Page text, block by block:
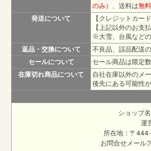
のみ） 、送料は無料
発送について
【クレジットカー
【上記以外のお支
※大雪、台風など
返品・交換について
不良品、誤品配送
セールについて
セール商品は限定
在庫切れ商品について
自社在庫以外のメ
後先にある可能性
ショップ
運
所在地：〒
お問合せメール